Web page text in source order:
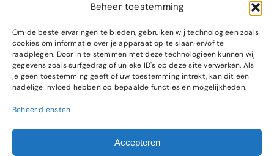
Beheer toestemming
Om de beste ervaringen te bieden, gebruiken wij technologieën zoals
cookies om informatie over je apparaat op te slaan en/of te
raadplegen. Door in te stemmen met deze technologieën kunnen wij
gegevens zoals surfgedrag of unieke ID's op deze site verwerken. Als
je geen toestemming geeft of uw toestemming intrekt, kan dit een
nadelige invloed hebben op bepaalde functies en mogelijkheden.
Beheer diensten
Accepteren
Klein Oeverscoort een 4,6
Reviews bekijken
Webdesign & realisatie